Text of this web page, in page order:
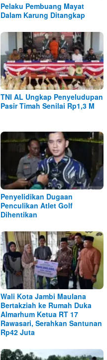
Pelaku Pembuang Mayat
Dalam Karung Ditangkap
TNI AL Ungkap Penyeludupan
Pasir Timah Senilai Rp1,3 M
Penyelidikan Dugaan
Penculikan Atlet Golf
Dihentikan
Wali Kota Jambi Maulana
Bertakziah ke Rumah Duka
Almarhum Ketua RT 17
Rawasari, Serahkan Santunan
Rp42 Juta